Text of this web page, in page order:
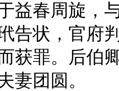
益春周旋，
告状，官府
获罪。后伯
妻团圆。